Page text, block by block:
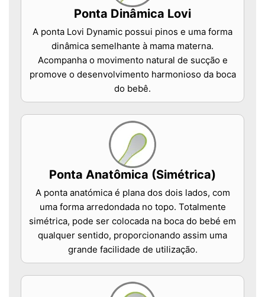
Ponta Dinâmica Lovi
A ponta Lovi Dynamic possui pinos e uma forma
dinâmica semelhante à mama materna.
Acompanha o movimento natural de sucção e
promove o desenvolvimento harmonioso da boca
do bebê.
Ponta Anatômica (Simétrica)
A ponta anatómica é plana dos dois lados, com
uma forma arredondada no topo. Totalmente
simétrica, pode ser colocada na boca do bebé em
qualquer sentido, proporcionando assim uma
grande facilidade de utilização.